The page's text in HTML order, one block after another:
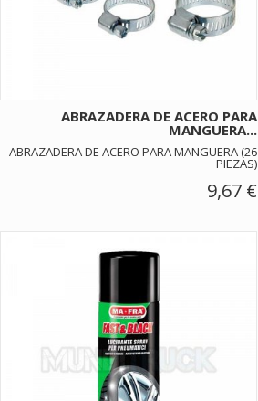
ABRAZADERA DE ACERO PARA
MANGUERA...
ABRAZADERA DE ACERO PARA MANGUERA (26
PIEZAS)
9,67 €